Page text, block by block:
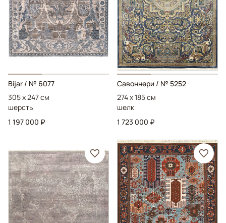
Bijar / № 6077
305 x 247 см
шерсть
1 197 000 ₽
Савоннери / № 5252
274 x 185 см
шелк
1 723 000 ₽